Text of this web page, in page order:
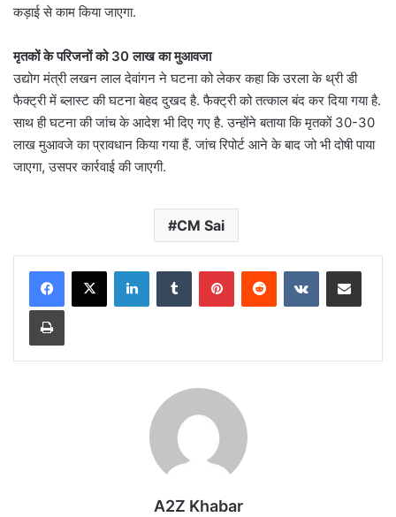
कड़ाई से काम किया जाएगा.
मृतकों के परिजनों को 30 लाख का मुआवजा
उद्योग मंत्री लखन लाल देवांगन ने घटना को लेकर कहा कि उरला के थ्री डी
फैक्ट्री में ब्लास्ट की घटना बेहद दुखद है. फैक्ट्री को तत्काल बंद कर दिया गया है.
साथ ही घटना की जांच के आदेश भी दिए गए है. उन्होंने बताया कि मृतकों 30-30
लाख मुआवजे का प्रावधान किया गया हैं. जांच रिपोर्ट आने के बाद जो भी दोषी पाया
जाएगा, उसपर कार्रवाई की जाएगी.
CM Sai
LinkedInTumblr PinterestReddit VKontakteShare via Email
Print
A2Z Khabar